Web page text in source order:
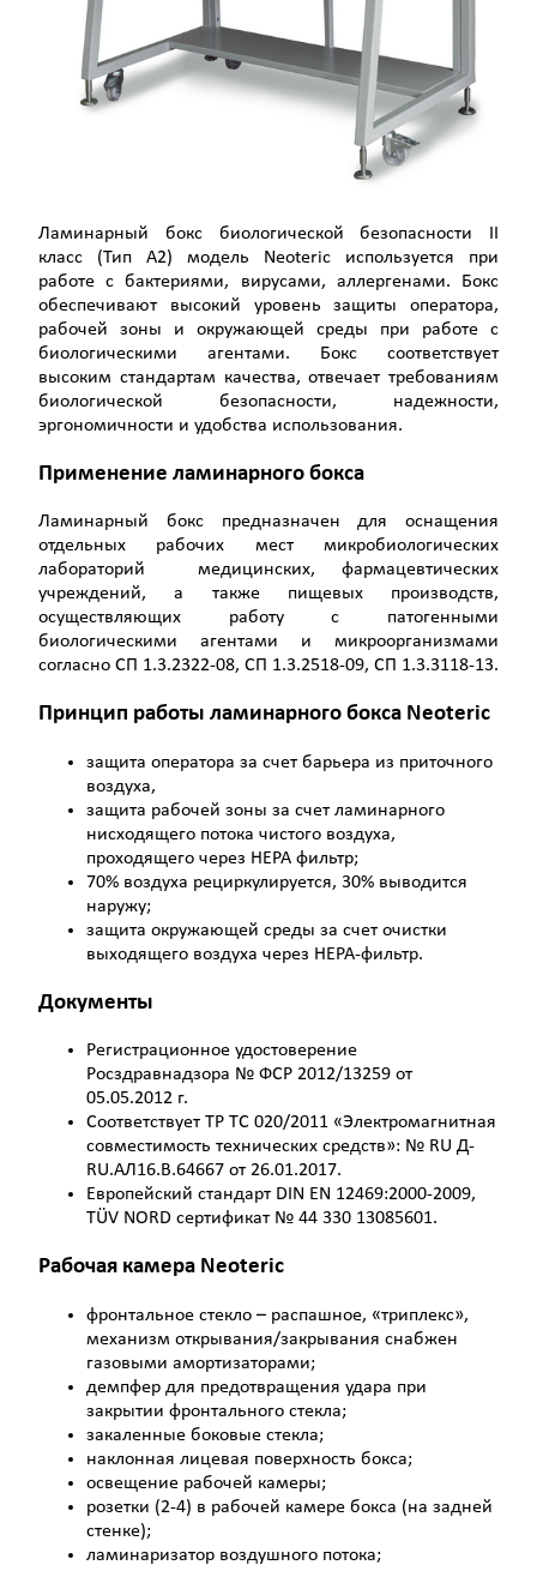
Ламинарный бокс биологической безопасности II
класс (Тип А2) модель Neoteric используется при
работе с бактериями, вирусами, аллергенами. Бокс
обеспечивают высокий уровень защиты оператора,
рабочей зоны и окружающей среды при работе с
биологическими агентами. Бокс соответствует
высоким стандартам качества, отвечает требованиям
биологической безопасности, надежности,
эргономичности и удобства использования.
Применение ламинарного бокса
Ламинарный бокс предназначен для оснащения
отдельных рабочих мест микробиологических
лабораторий медицинских, фармацевтических
учреждений, а также пищевых производств,
осуществляющих работу с патогенными
биологическими агентами и микроорганизмами
согласно СП 1.3.2322-08, СП 1.3.2518-09, СП 1.3.3118-13.
Принцип работы ламинарного бокса Neoteric
защита оператора за счет барьера из приточного
воздуха,
защита рабочей зоны за счет ламинарного
нисходящего потока чистого воздуха,
проходящего через НЕРА фильтр;
70% воздуха рециркулируется, 30% выводится
наружу;
защита окружающей среды за счет очистки
выходящего воздуха через НЕРА-фильтр.
Документы
Регистрационное удостоверение
Росздравнадзора № ФСР 2012/13259 от
05.05.2012 г.
Соответствует ТР ТС 020/2011 «Электромагнитная
совместимость технических средств»: № RU Д-
RU.АЛ16.B.64667 от 26.01.2017.
Европейский стандарт DIN EN 12469:2000-2009,
TÜV NORD сертификат № 44 330 13085601.
Рабочая камера Neoteric
фронтальное стекло – распашное, «триплекс»,
механизм открывания/закрывания снабжен
газовыми амортизаторами;
демпфер для предотвращения удара при
закрытии фронтального стекла;
закаленные боковые стекла;
наклонная лицевая поверхность бокса;
освещение рабочей камеры;
розетки (2-4) в рабочей камере бокса (на задней
стенке);
ламинаризатор воздушного потока;